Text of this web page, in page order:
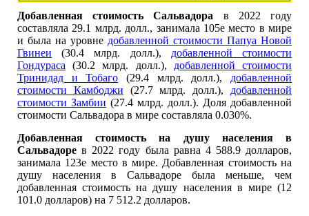
Добавленная стоимость Сальвадора в 2022 году
составляла 29.1 млрд. долл., занимала 105е место в мире
и была на уровне добавленной стоимости Папуа Новой
Гвинеи (30.4 млрд. долл.), добавленной стоимости
Гондураса (30.2 млрд. долл.), добавленной стоимости
Тринидад и Тобаго (29.4 млрд. долл.), добавленной
стоимости Камбоджи (27.7 млрд. долл.), добавленной
стоимости Замбии (27.4 млрд. долл.). Доля добавленной
стоимости Сальвадора в мире составляла 0.030%.
Добавленная стоимость на душу населения в
Сальвадоре в 2022 году была равна 4 588.9 долларов,
занимала 123е место в мире. Добавленная стоимость на
душу населения в Сальвадоре была меньше, чем
добавленная стоимость на душу населения в мире (12
101.0 долларов) на 7 512.2 долларов.